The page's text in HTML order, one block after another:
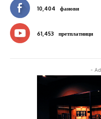
10,404 фанови
61,453 претплатници
-